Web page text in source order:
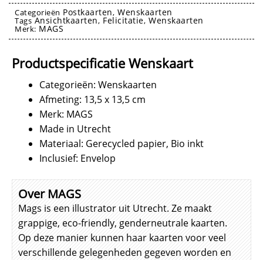
Categorieën Postkaarten,Wenskaarten
Tags Ansichtkaarten, Felicitatie,Wenskaarten
Merk: MAGS
Productspecificatie Wenskaart
Categorieën: Wenskaarten
Afmeting: 13,5 x 13,5 cm
Merk: MAGS
Made in Utrecht
Materiaal: Gerecycled papier, Bio inkt
Inclusief: Envelop
Over MAGS
Mags is een illustrator uit Utrecht. Ze maakt
grappige, eco-friendly, genderneutrale kaarten.
Op deze manier kunnen haar kaarten voor veel
verschillende gelegenheden gegeven worden en